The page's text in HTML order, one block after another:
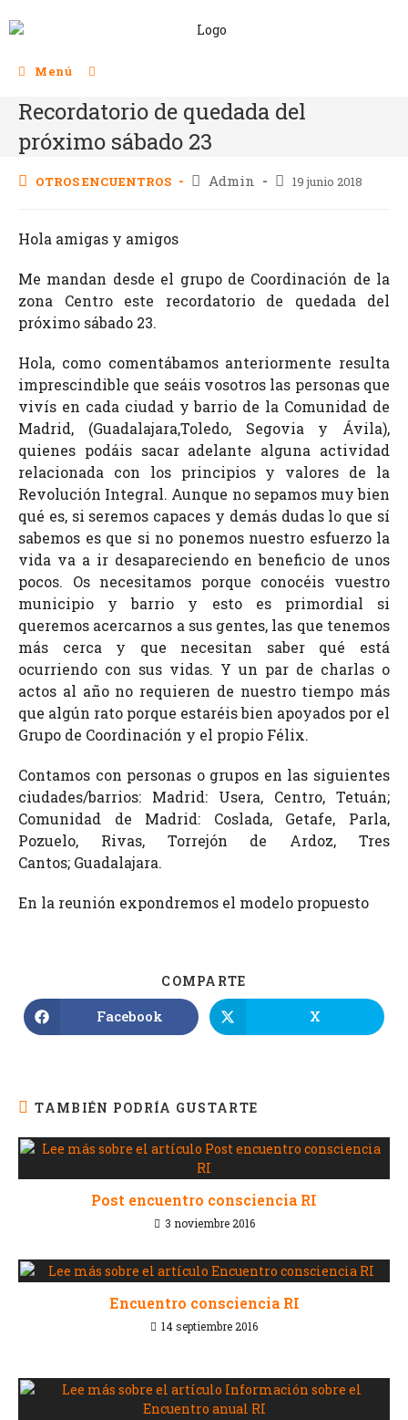
Menú
Recordatorio de quedada del
próximo sábado 23
OTROS ENCUENTROS Admin 19 junio 2018
Hola amigas y amigos
Me mandan desde el grupo de Coordinación de la
zona Centro este recordatorio de quedada del
próximo sábado 23.
Hola, como comentábamos anteriormente resulta
imprescindible que seáis vosotros las personas que
vivís en cada ciudad y barrio de la Comunidad de
Madrid, (Guadalajara,Toledo, Segovia y Ávila),
quienes podáis sacar adelante alguna actividad
relacionada con los principios y valores de la
Revolución Integral. Aunque no sepamos muy bien
qué es, si seremos capaces y demás dudas lo que sí
sabemos es que si no ponemos nuestro esfuerzo la
vida va a ir desapareciendo en beneficio de unos
pocos. Os necesitamos porque conocéis vuestro
municipio y barrio y esto es primordial si
queremos acercarnos a sus gentes, las que tenemos
más cerca y que necesitan saber qué está
ocurriendo con sus vidas. Y un par de charlas o
actos al año no requieren de nuestro tiempo más
que algún rato porque estaréis bien apoyados por el
Grupo de Coordinación y el propio Félix.
Contamos con personas o grupos en las siguientes
ciudades/barrios: Madrid: Usera, Centro, Tetuán;
Comunidad de Madrid: Coslada, Getafe, Parla,
Pozuelo, Rivas, Torrejón de Ardoz, Tres
Cantos; Guadalajara.
En la reunión expondremos el modelo propuesto
COMPARTE
Facebook X
TAMBIÉN PODRÍA GUSTARTE
Post encuentro consciencia RI
3 noviembre 2016
Encuentro consciencia RI
14 septiembre 2016